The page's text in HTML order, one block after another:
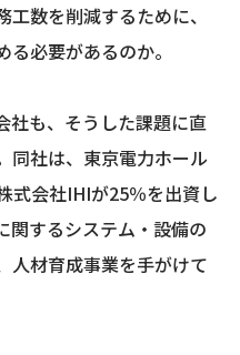
数を削減するために、
必要があるのか。
社も、そうした課題に直
同社は、東京電力ホール
式会社IHIが25％を出資し
関するシステム・設備の
人材育成事業を手がけて